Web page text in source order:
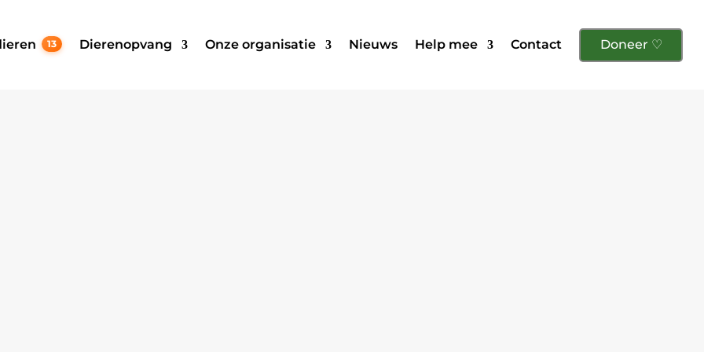
13 Dierenopvang Onze organisatie Nieuws Help mee Contact Doneer